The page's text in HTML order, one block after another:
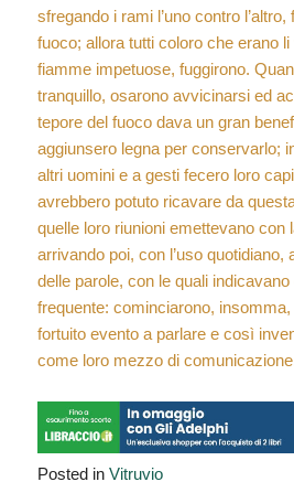
sfregando i rami l’uno contro
fuoco; allora tutti coloro che erano
fiamme impetuose, fuggirono.
tranquillo, osarono avvicinarsi ed
tepore del fuoco dava un gran
aggiunsero legna per conservarlo;
altri uomini e a gesti fecero loro
avrebbero potuto ricavare da
quelle loro riunioni emettevano con
arrivando poi, con l’uso
delle parole, con le quali
frequente: cominciarono,
fortuito evento a parlare e così
come loro mezzo di
Posted in Vitruvio